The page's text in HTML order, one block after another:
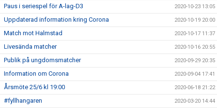
Paus i seriespel för A-lag-D3 2020-10-23 13:05
Uppdaterad information kring Corona 2020-10-19 20:00
Match mot Halmstad 2020-10-17 11:37
Livesända matcher 2020-10-16 20:55
Publik på ungdomsmatcher 2020-09-29 20:35
Information om Corona 2020-09-04 17:41
Årsmöte 25/6 kl 19:00 2020-06-18 21:22
#fyllhangaren 2020-03-20 14:44